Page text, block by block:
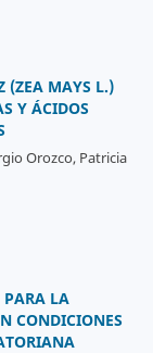
(ZEA MAYS L.)
Y ÁCIDOS
Orozco, Patricia
PARA LA
CONDICIONES